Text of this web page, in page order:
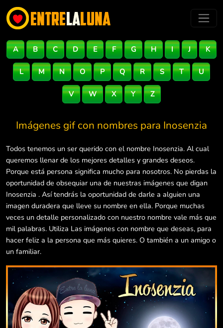
A B C D E F G H I J K
L M N O P Q R S T U
V W X Y Z
Imágenes gif con nombres para Inosenzia
Todos tenemos un ser querido con el nombre Inosenzia. Al cual
queremos llenar de los mejores detalles y grandes deseos.
Porque está persona significa mucho para nosotros. No pierdas la
oportunidad de obsequiar una de nuestras imágenes que digan
Inosenzia . Así tendrás la oportunidad de darle a alguien una
imagen duradera que lleve su nombre en ella. Porque muchas
veces un detalle personalizado con nuestro nombre vale más que
mil palabras. Utiliza Las imágenes con nombre que deseas, para
hacer feliz a la persona que más quieres. O también a un amigo o
un familiar.